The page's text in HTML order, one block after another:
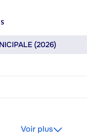
(2026)
Voir plus